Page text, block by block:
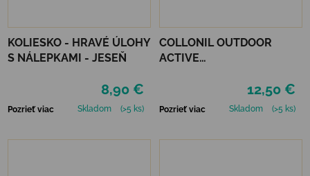
KOLIESKO - HRAVÉ ÚLOHY
S NÁLEPKAMI - JESEŇ
8,90 €
Pozrieť viac Skladom (>5 ks)
COLLONIL OUTDOOR
ACTIVE
12,50 €
Pozrieť viac Skladom (>5 ks)